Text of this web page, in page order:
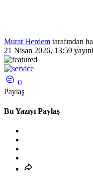
Murat Herdem tarafından
21 Nisan 2026, 13:59
0
Paylaş
Bu Yazıyı Paylaş